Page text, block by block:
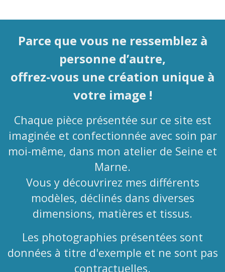
Parce que vous ne ressemblez à
personne d’autre,
offrez-vous une création unique à
votre image !
Chaque pièce présentée sur ce site est
imaginée et confectionnée avec soin par
moi-même, dans mon atelier de Seine et
Marne.
Vous y découvrirez mes différents
modèles, déclinés dans diverses
dimensions, matières et tissus.
Les photographies présentées sont
données à titre d'exemple et ne sont pas
contractuelles.